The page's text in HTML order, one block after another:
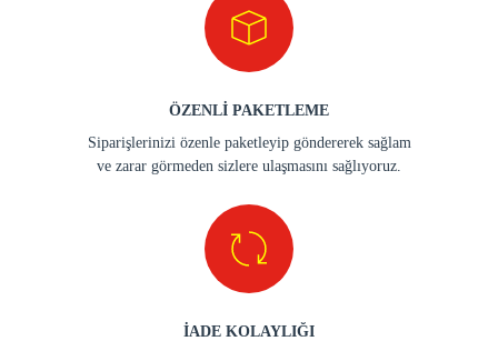
ÖZENLİ PAKETLEME
Siparişlerinizi özenle paketleyip göndererek sağlam
ve zarar görmeden sizlere ulaşmasını sağlıyoruz.
İADE KOLAYLIĞI